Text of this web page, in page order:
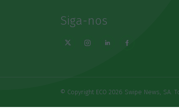
Siga-nos
© Copyright ECO 2026 Swipe News,